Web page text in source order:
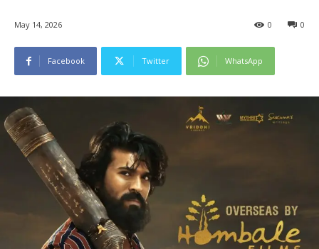
May 14, 2026 0
0
Facebook Twitter WhatsApp